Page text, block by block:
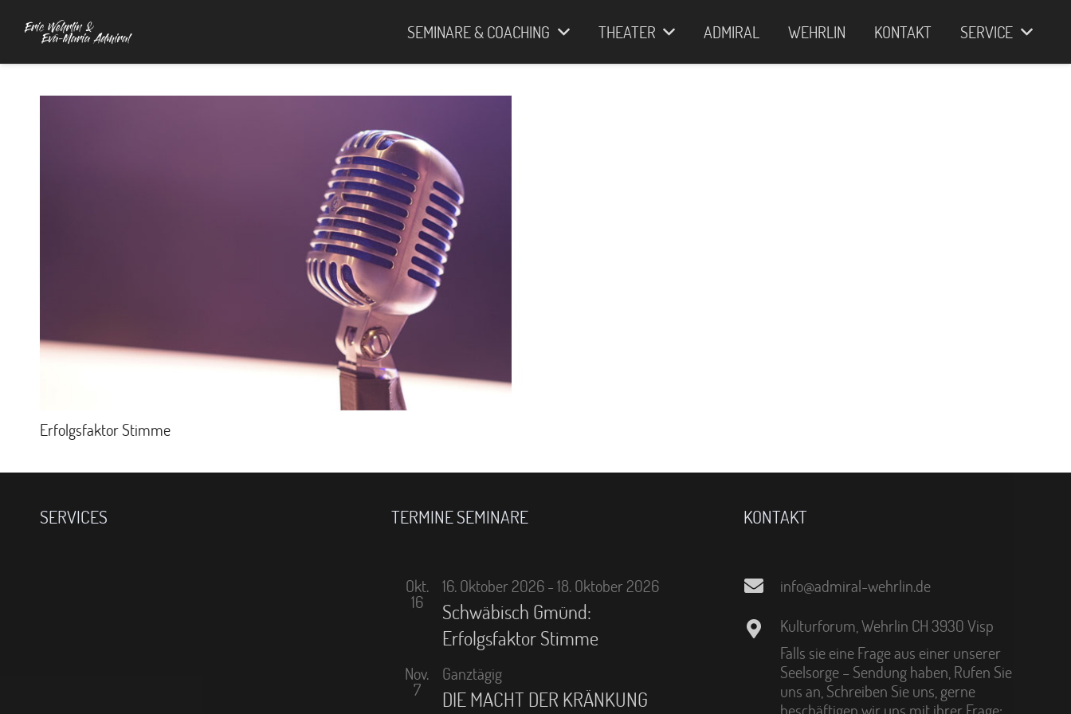
SEMINARE & COACHING THEATER ADMIRAL WEHRLIN KONTAKT SERVICE
Erfolgsfaktor Stimme
SERVICES TERMINE SEMINARE
Okt.
16
16. Oktober 2026-18. Oktober 2026
Schwäbisch Gmünd:
Erfolgsfaktor Stimme
Nov.
7
Ganztägig
DIE MACHT DER KRÄNKUNG
KONTAKT
info@admiral-wehrlin.de
Kulturforum, Wehrlin CH 3930 Visp
Falls sie eine Frage aus einer unserer
Seelsorge – Sendung haben, Rufen Sie
uns an, Schreiben Sie uns, gerne